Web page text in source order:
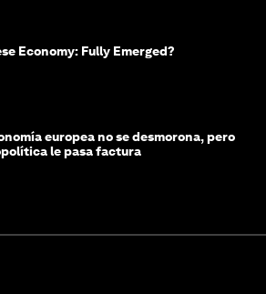
Economy: Fully Emerged?
europea no se desmorona, pero
le pasa factura